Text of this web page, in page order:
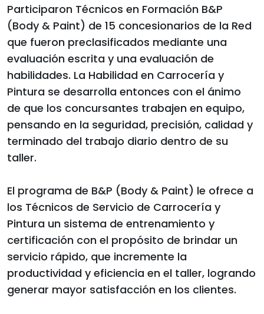
Participaron Técnicos en Formación B&P
(Body & Paint) de 15 concesionarios de la Red
que fueron preclasificados mediante una
evaluación escrita y una evaluación de
habilidades. La Habilidad en Carrocería y
Pintura se desarrolla entonces con el ánimo
de que los concursantes trabajen en equipo,
pensando en la seguridad, precisión, calidad y
terminado del trabajo diario dentro de su
taller.
El programa de B&P (Body & Paint) le ofrece a
los Técnicos de Servicio de Carrocería y
Pintura un sistema de entrenamiento y
certificación con el propósito de brindar un
servicio rápido, que incremente la
productividad y eficiencia en el taller, logrando
generar mayor satisfacción en los clientes.